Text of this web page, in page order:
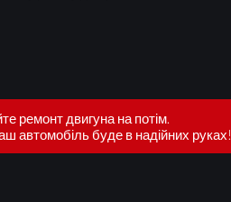
ремонт двигуна на потім.
автомобіль буде в надійних руках!